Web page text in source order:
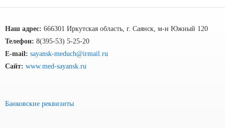
Наш адрес: 666301 Иркутская область, г. Саянск, м-н Южный 120
Телефон: 8(395-53) 5-25-20
E-mail: sayansk-meduch@irmail.ru
Сайт: www.med-sayansk.ru
Банковские реквизиты